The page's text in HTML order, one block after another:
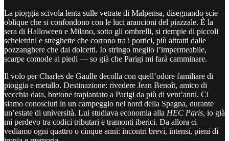
La pioggia scivola lenta sulle vetrate di Malpensa, disegnando scie
oblique che si confondono con le luci arancioni del piazzale. È la
sera di Halloween e Milano, sotto gli ombrelli, si riempie di piccoli
scheletrini e streghette che corrono tra i portici, più attratti dalle
pozzanghere che dai dolcetti. Io stringo meglio l’impermeabile,
scarpe comode ai piedi — so già che Parigi mi farà camminare.
Il volo per Charles de Gaulle decolla con quell’odore familiare di
pioggia e metallo. Destinazione: rivedere Jean Benoît, amico di
vecchia data, bretone trapiantato a Parigi da più di vent’anni. Ci
siamo conosciuti in un campeggio nel nord della Spagna, durante
un’estate di università. Lui studiava economia alla HEC Paris, io già
mi perdevo tra codici tributari e tramonti iberici. Da allora ci
vediamo ogni quattro o cinque anni: incontri brevi, intensi, pieni di